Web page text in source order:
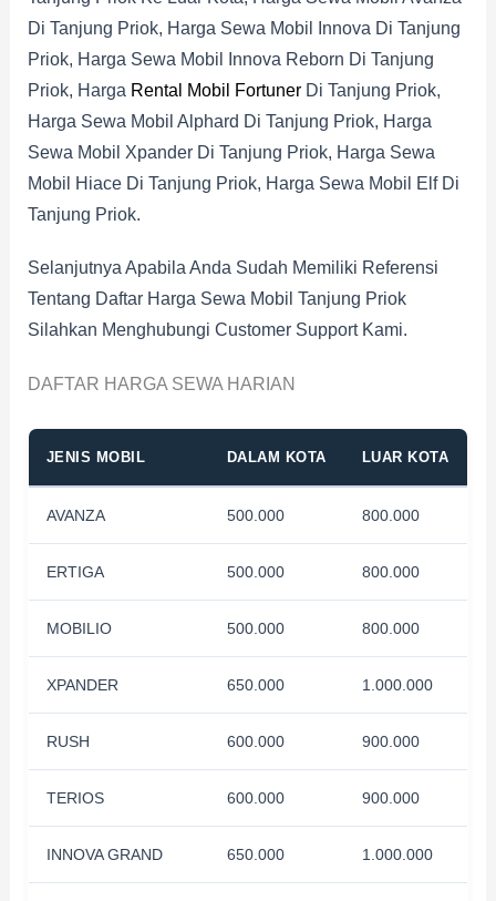
Di Tanjung Priok, Harga Sewa Mobil Innova Di Tanjung
Priok, Harga Sewa Mobil Innova Reborn Di Tanjung
Priok, Harga Rental Mobil FortunerDi Tanjung Priok,
Harga Sewa Mobil Alphard Di Tanjung Priok, Harga
Sewa Mobil Xpander Di Tanjung Priok, Harga Sewa
Mobil Hiace Di Tanjung Priok, Harga Sewa Mobil Elf Di
Tanjung Priok.
Selanjutnya Apabila Anda Sudah Memiliki Referensi
Tentang Daftar Harga Sewa Mobil Tanjung Priok
Silahkan Menghubungi Customer Support Kami.
DAFTAR HARGA SEWA HARIAN
JENIS MOBIL DALAM KOTA LUAR KOTA
AVANZA 500.000 800.000
ERTIGA 500.000 800.000
MOBILIO 500.000 800.000
XPANDER 650.000 1.000.000
RUSH 600.000 900.000
TERIOS 600.000 900.000
INNOVA GRAND 650.000 1.000.000